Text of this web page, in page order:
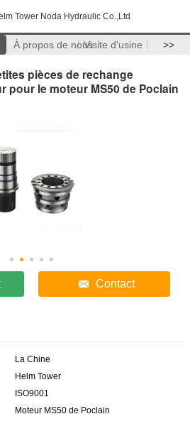
Tower Noda Hydraulic Co.,Ltd
À propos de nousVisite d'usine >>
pièces de rechange
pour le moteur MS50 de Poclain
Contact
La Chine
Helm Tower
ISO9001
Moteur MS50 de Poclain